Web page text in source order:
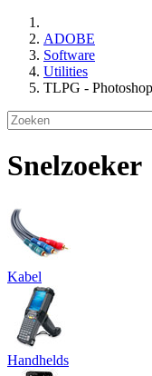
ADOBE
Software
Utilities
TLPG -
Snelzoeker
Kabel
Handhelds